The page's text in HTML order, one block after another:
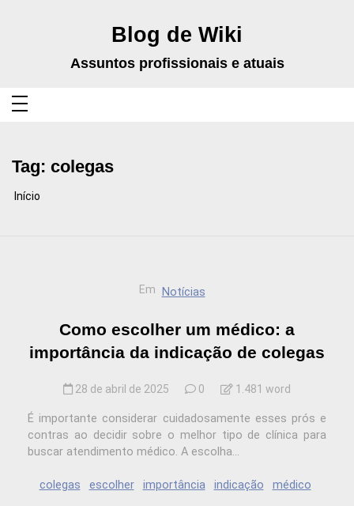
Blog de Wiki
Assuntos profissionais e atuais
Tag: colegas
Início
Em Notícias
Como escolher um médico: a
importância da indicação de colegas
28 de abril de 2025 0 1.481 word
É importante considerar cuidadosamente esses prós e
contras ao decidir sobre o melhor tipo de clínica para
buscar atendimento médico. A escolha...
colegas escolher importância indicação médico